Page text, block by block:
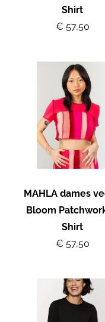
Shirt
€ 57,50
MAHLA dames
Bloom
Shirt
€ 57,50